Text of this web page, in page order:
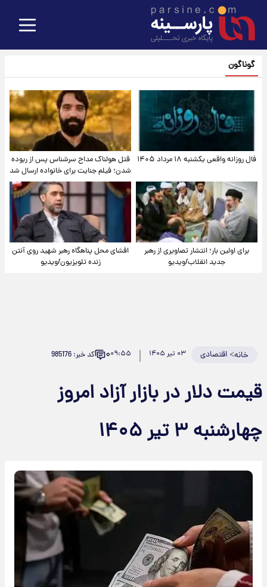
گوناگون
فال روزانه واقعی یکشنبه ۱۸ مرداد ۱۴۰۵
قتل هولناک مداح سرشناس پس از ربوده
شدن؛ فیلم جنایت برای خانواده ارسال شد
برای اولین بار؛ انتشار تصاویری از رهبر
جدید انقلاب/ویدیو
افشای محل پناهگاه‌ رهبر شهید روی آنتن
زنده تلویزیون/ویدیو
خانه>اقتصادی ۰۳ تیر ۱۴۰۵ ۰۹:۵۵۰ کد خبر: 985176
قیمت دلار در بازار آزاد امروز
چهارشنبه ۳ تیر ۱۴۰۵